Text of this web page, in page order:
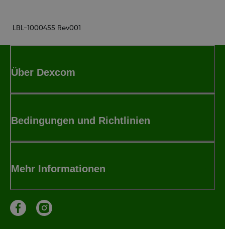
LBL-1000455 Rev001
Über Dexcom
Bedingungen und Richtlinien
Mehr Informationen